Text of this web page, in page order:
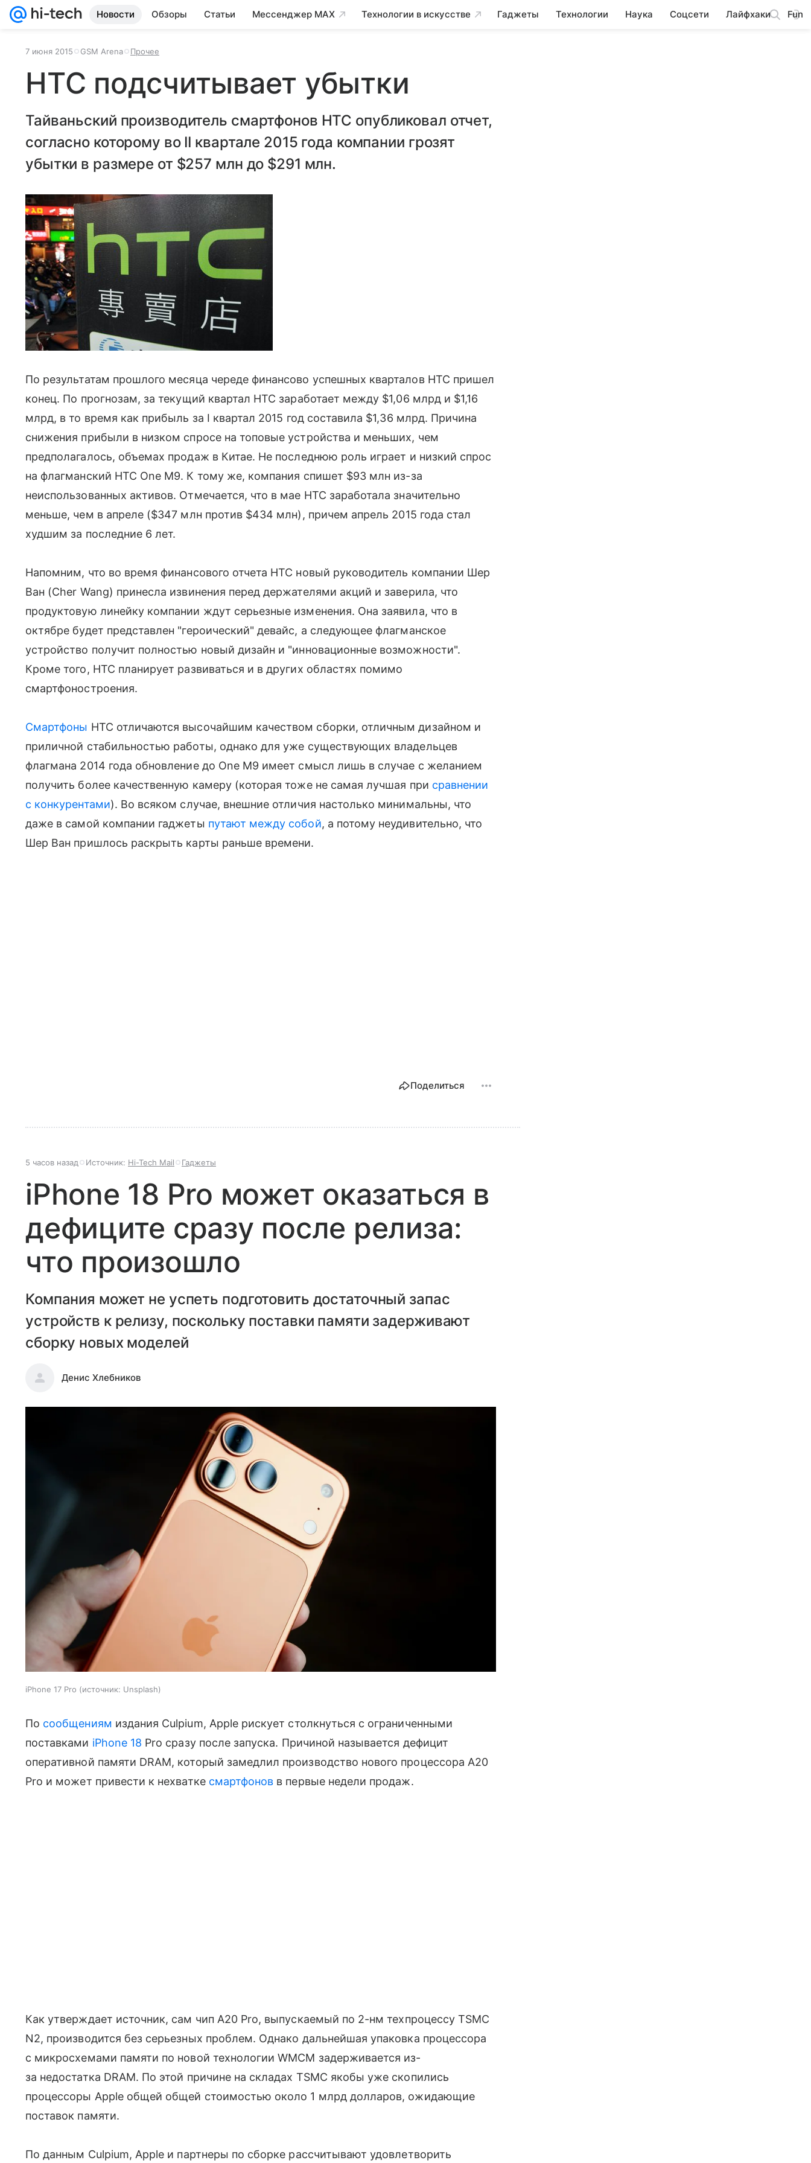
Новости Обзоры Статьи Мессенджер MAX Технологии в искусстве Гаджеты Технологии Наука Соцсети Лайфхаки Fun
7 июня 2015 GSM Arena Прочее
HTC подсчитывает убытки
Тайваньский производитель смартфонов HTC опубликовал отчет,
согласно которому во II квартале 2015 года компании грозят
убытки в размере от $257 млн до $291 млн.
По результатам прошлого месяца череде финансово успешных кварталов HTC пришел
конец. По прогнозам, за текущий квартал HTC заработает между $1,06 млрд и $1,16
млрд, в то время как прибыль за I квартал 2015 год составила $1,36 млрд. Причина
снижения прибыли в низком спросе на топовые устройства и меньших, чем
предполагалось, объемах продаж в Китае. Не последнюю роль играет и низкий спрос
на флагманский HTC One M9. К тому же, компания спишет $93 млн из-за
неиспользованных активов. Отмечается, что в мае HTC заработала значительно
меньше, чем в апреле ($347 млн против $434 млн), причем апрель 2015 года стал
худшим за последние 6 лет.
Напомним, что во время финансового отчета HTC новый руководитель компании Шер
Ван (Cher Wang) принесла извинения перед держателями акций и заверила, что
продуктовую линейку компании ждут серьезные изменения. Она заявила, что в
октябре будет представлен "героический" девайс, а следующее флагманское
устройство получит полностью новый дизайн и "инновационные возможности".
Кроме того, HTC планирует развиваться и в других областях помимо
смартфоностроения.
Смартфоны HTC отличаются высочайшим качеством сборки, отличным дизайном и
приличной стабильностью работы, однако для уже существующих владельцев
флагмана 2014 года обновление до One M9 имеет смысл лишь в случае с желанием
получить более качественную камеру (которая тоже не самая лучшая при сравнении
с конкурентами). Во всяком случае, внешние отличия настолько минимальны, что
даже в самой компании гаджеты путают между собой, а потому неудивительно, что
Шер Ван пришлось раскрыть карты раньше времени.
Поделиться
5 часов назад Источник: Hi-Tech Mail Гаджеты
iPhone 18 Pro может оказаться в
дефиците сразу после релиза:
что произошло
Компания может не успеть подготовить достаточный запас
устройств к релизу, поскольку поставки памяти задерживают
сборку новых моделей
Денис Хлебников
iPhone 17 Pro источник: Unsplash
По сообщениям издания Culpium, Apple рискует столкнуться с ограниченными
поставками iPhone 18 Pro сразу после запуска. Причиной называется дефицит
оперативной памяти DRAM, который замедлил производство нового процессора A20
Pro и может привести к нехватке смартфонов в первые недели продаж.
Как утверждает источник, сам чип A20 Pro, выпускаемый по 2-нм техпроцессу TSMC
N2, производится без серьезных проблем. Однако дальнейшая упаковка процессора
с микросхемами памяти по новой технологии WMCM задерживается из-
за недостатка DRAM. По этой причине на складах TSMC якобы уже скопились
процессоры Apple общей общей стоимостью около 1 млрд долларов, ожидающие
поставок памяти.
По данным Culpium, Apple и партнеры по сборке рассчитывают удовлетворить